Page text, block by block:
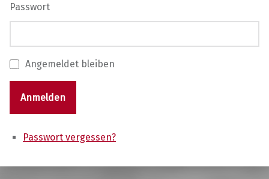
Passwort
Angemeldet bleiben
Anmelden
Passwort vergessen?